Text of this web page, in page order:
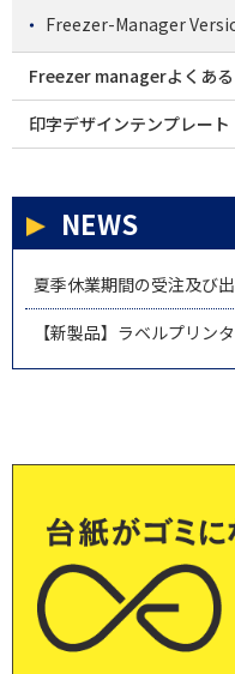
Freezer-Manager
Freezer managerよくあ
印字デザインテンプレート
NEWS
夏季休業期間の受注及び
【新製品】ラベルプリ